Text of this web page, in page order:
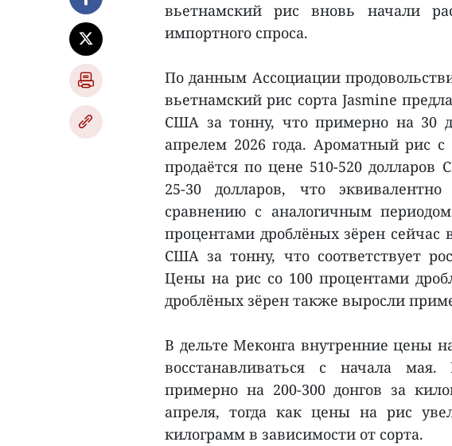
вьетнамский рис вновь начали
импортного спроса.
По данным Ассоциации
вьетнамский рис сорта Jasmine
США за тонну, что примерно на 30
апрелем 2026 года. Ароматный рис
продаётся по цене 510-520
25-30 долларов, что
сравнению с аналогичным
процентами дроблёных зёрен
США за тонну, что соответствует
Цены на рис со 100 процентами
дроблёных зёрен также выросли
В дельте Меконга внутренние цены
восстанавливаться с начала
примерно на 200-300 донгов за
апреля, тогда как цены на рис
килограмм в зависимости от сорта.